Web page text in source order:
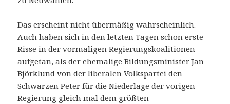
Das erscheint nicht übermäßig wahrscheinlich.
Auch haben sich in den letzten Tagen schon erste
Risse in der vormaligen Regierungskoalitionen
aufgetan, als der ehemalige Bildungsminister Jan
Björklund von der liberalen Volksparteiden
Schwarzen Peter für die Niederlage der vorigen
Regierung gleich mal dem größten